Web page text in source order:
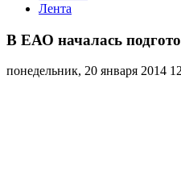
Лента
ЕАО
подготовка
к
В ЕАО началась
понедельник, 20 января 2014